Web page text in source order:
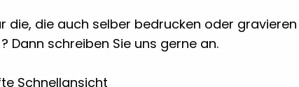
die, die auch selber bedrucken oder
Dann schreiben Sie uns gerne an.
Schnellansicht